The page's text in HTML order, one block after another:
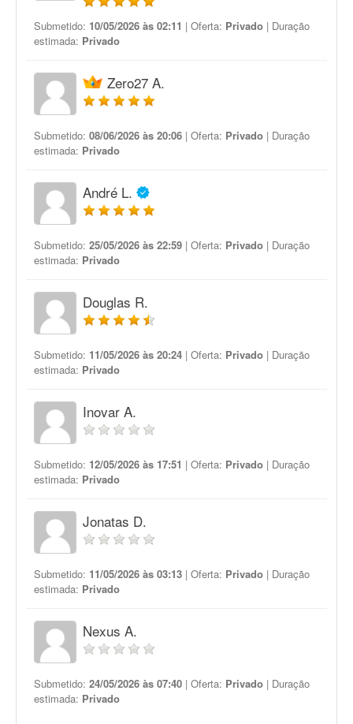
Submetido: 10/05/2026 às 02:11 | Oferta: Privado | Duração
estimada: Privado
Zero27 A.
Submetido: 08/06/2026 às 20:06 | Oferta: Privado | Duração
estimada: Privado
André L.
Submetido: 25/05/2026 às 22:59 | Oferta: Privado | Duração
estimada: Privado
Douglas R.
Submetido: 11/05/2026 às 20:24 | Oferta: Privado | Duração
estimada: Privado
Inovar A.
Submetido: 12/05/2026 às 17:51 | Oferta: Privado | Duração
estimada: Privado
Jonatas D.
Submetido: 11/05/2026 às 03:13 | Oferta: Privado | Duração
estimada: Privado
Nexus A.
Submetido: 24/05/2026 às 07:40 | Oferta: Privado | Duração
estimada: Privado